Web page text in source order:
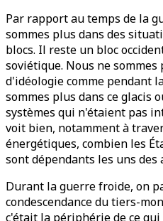
Par rapport au temps de la
sommes plus dans des
blocs. Il reste un bloc
soviétique. Nous ne
d'idéologie comme pendant
sommes plus dans ce glacis
systèmes qui n'étaient pas
voit bien, notamment à
énergétiques, combien les
sont dépendants les uns des
Durant la guerre froide, on
condescendance du tiers-
c'était la périphérie de ce